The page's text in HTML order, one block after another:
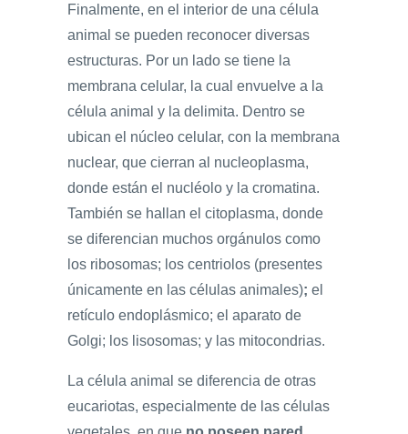
Finalmente, en el interior de una célula
animal se pueden reconocer diversas
estructuras. Por un lado se tiene la
membrana celular, la cual envuelve a la
célula animal y la delimita. Dentro se
ubican el núcleo celular, con la membrana
nuclear, que cierran al nucleoplasma,
donde están el nucléolo y la cromatina.
También se hallan el citoplasma, donde
se diferencian muchos orgánulos como
los ribosomas; los centriolos (presentes
únicamente en las células animales); el
retículo endoplásmico; el aparato de
Golgi; los lisosomas; y las mitocondrias.
La célula animal se diferencia de otras
eucariotas, especialmente de las células